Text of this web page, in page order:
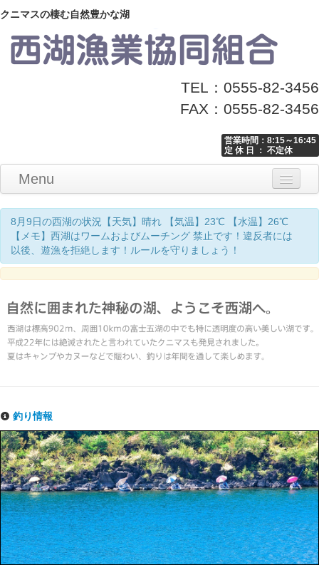
クニマスの棲む自然豊かな湖
TEL：0555-82-3456
FAX：0555-82-3456
営業時間：8:15～16:45
定 休 日 ： 不定休
Menu
Home
釣り情報
マナーとお願い
クニマス展示館
漁協からのお知らせ
お問い合わせ
8月9日の西湖の状況【天気】晴れ 【気温】23℃ 【水温】26℃
【メモ】西湖はワームおよびムーチング 禁止です！違反者には
以後、遊漁を拒絶します！ルールを守りましょう！
釣り情報